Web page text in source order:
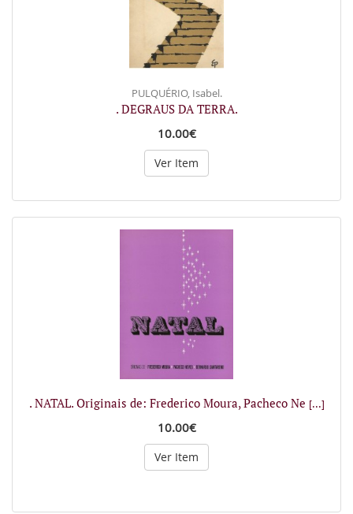
PULQUÉRIO, Isabel.
. DEGRAUS DA TERRA.
10.00€
Ver Item
. NATAL. Originais de: Frederico Moura, Pacheco Ne [...]
10.00€
Ver Item